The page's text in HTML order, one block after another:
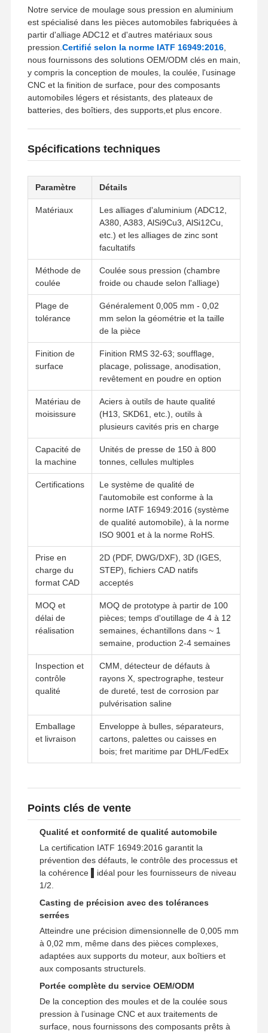
Accueil Produits Vidéos
À Propos De
Les Affaires
Causez
Maintenant
Casting de dépérisation en aluminium
Pièces d'usinage CNC
pièces en tôle
fabrication de pièces automobiles
Boîtier moulé sous pression
Prototypage rapide
traitement de surface métallique
moules de coulée sous pression
Notre service de moulage sous pression en aluminium
est spécialisé dans les pièces automobiles fabriquées à
partir d'alliage ADC12 et d'autres matériaux sous
pression. Certifié selon la norme IATF 16949:2016,
nous fournissons des solutions OEM/ODM clés en main,
y compris la conception de moules, la coulée, l'usinage
CNC et la finition de surface, pour des composants
automobiles légers et résistants, des plateaux de
batteries, des boîtiers, des supports,et plus encore.
Spécifications techniques
Paramètre Détails
Matériaux
Les alliages d'aluminium (ADC12,
A380, A383, AlSi9Cu3, AlSi12Cu,
etc.) et les alliages de zinc sont
facultatifs
Méthode de
coulée
Coulée sous pression (chambre
froide ou chaude selon l'alliage)
Plage de
tolérance
Généralement 0,005 mm - 0,02
mm selon la géométrie et la taille
de la pièce
Finition de
surface
Finition RMS 32-63; soufflage,
placage, polissage, anodisation,
revêtement en poudre en option
Matériau de
moisissure
Aciers à outils de haute qualité
(H13, SKD61, etc.), outils à
plusieurs cavités pris en charge
Capacité de
la machine
Unités de presse de 150 à 800
tonnes, cellules multiples
Certifications
Le système de qualité de
l'automobile est conforme à la
norme IATF 16949:2016 (système
de qualité automobile), à la norme
ISO 9001 et à la norme RoHS.
Prise en
charge du
format CAD
2D (PDF, DWG/DXF), 3D (IGES,
STEP), fichiers CAD natifs
acceptés
MOQ et
délai de
réalisation
MOQ de prototype à partir de 100
pièces; temps d'outillage de 4 à 12
semaines, échantillons dans ~ 1
semaine, production 2-4 semaines
Inspection et
contrôle
qualité
CMM, détecteur de défauts à
rayons X, spectrographe, testeur
de dureté, test de corrosion par
pulvérisation saline
Emballage
et livraison
Enveloppe à bulles, séparateurs,
cartons, palettes ou caisses en
bois; fret maritime par DHL/FedEx
Points clés de vente
Qualité et conformité de qualité automobile
La certification IATF 16949:2016 garantit la
prévention des défauts, le contrôle des processus et
la cohérence ▌idéal pour les fournisseurs de niveau
1/2.
Casting de précision avec des tolérances
serrées
Atteindre une précision dimensionnelle de 0,005 mm
à 0,02 mm, même dans des pièces complexes,
adaptées aux supports du moteur, aux boîtiers et
aux composants structurels.
Portée complète du service OEM/ODM
De la conception des moules et de la coulée sous
pression à l'usinage CNC et aux traitements de
surface, nous fournissons des composants prêts à